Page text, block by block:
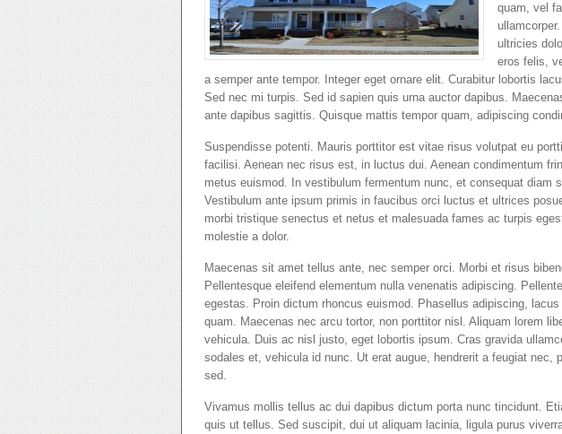
quam, vel
ultricies
eros felis,
a semper ante tempor. Integer eget ornare elit. Curabitur lobortis
Sed nec mi turpis. Sed id sapien quis urna auctor dapibus.
ante dapibus sagittis. Quisque mattis tempor quam, adipiscing
Suspendisse potenti. Mauris porttitor est vitae risus volutpat eu
facilisi. Aenean nec risus est, in luctus dui. Aenean condimentum
metus euismod. In vestibulum fermentum nunc, et consequat
Vestibulum ante ipsum primis in faucibus orci luctus et ultrices
morbi tristique senectus et netus et malesuada fames ac turpis
molestie a dolor.
Maecenas sit amet tellus ante, nec semper orci. Morbi et risus
Pellentesque eleifend elementum nulla venenatis adipiscing.
egestas. Proin dictum rhoncus euismod. Phasellus adipiscing,
quam. Maecenas nec arcu tortor, non porttitor nisl. Aliquam lorem
vehicula. Duis ac nisl justo, eget lobortis ipsum. Cras gravida
sodales et, vehicula id nunc. Ut erat augue, hendrerit a feugiat
sed.
Vivamus mollis tellus ac dui dapibus dictum porta nunc tincidunt.
quis ut tellus. Sed suscipit, dui ut aliquam lacinia, ligula purus